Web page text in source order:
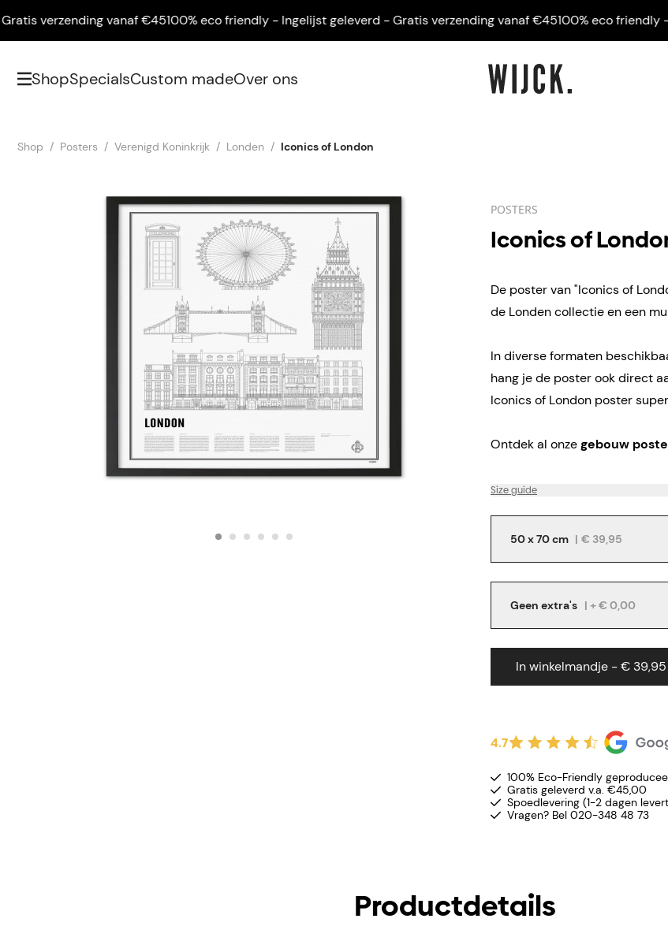
verzending vanaf €45100% eco friendly - Ingelijst geleverd - Gratis verzending vanaf €45100% eco friendly -
ShopSpecialsCustom madeOver ons
Shop Posters Verenigd Koninkrijk Londen Iconics of London
POSTERS
Iconics of
De poster van "Iconics of
de Londen collectie en een
In diverse formaten
hang je de poster ook direct
Iconics of London poster
Ontdek al onzegebouw
Size guide
50 x 70 cm | € 39,95
Geen extra's | + € 0,00
In winkelmandje - € 39,95
4.7
100% Eco-Friendly
Gratis geleverd v.a. €45,00
Spoedlevering (1-2 dagen
Vragen? Bel 020-348 48 73
Productdetails